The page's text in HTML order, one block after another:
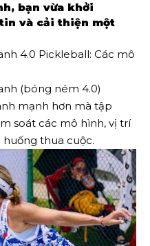
bạn vừa khởi
và cải thiện một
4.0 Pickleball: Các mô
(bóng ném 4.0)
mạnh hơn mà tập
soát các mô hình, vị trí
thua cuộc.